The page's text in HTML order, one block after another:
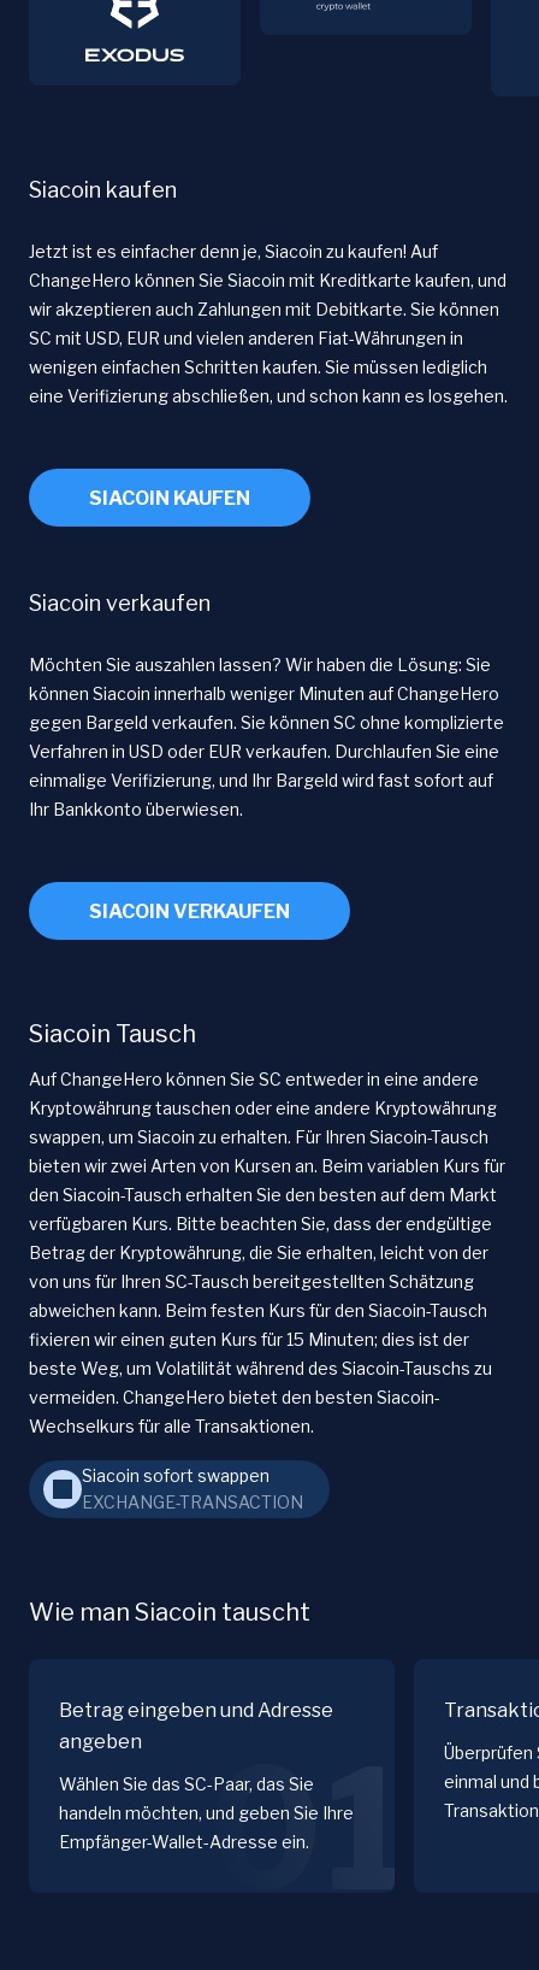
Siacoin kaufen
Jetzt ist es einfacher denn je, Siacoin zu kaufen! Auf
ChangeHero können Sie Siacoin mit Kreditkarte kaufen, und
wir akzeptieren auch Zahlungen mit Debitkarte. Sie können
SC mit USD, EUR und vielen anderen Fiat-Währungen in
wenigen einfachen Schritten kaufen. Sie müssen lediglich
eine Verifizierung abschließen, und schon kann es losgehen.
SIACOIN KAUFEN
Siacoin verkaufen
Möchten Sie auszahlen lassen? Wir haben die Lösung: Sie
können Siacoin innerhalb weniger Minuten auf ChangeHero
gegen Bargeld verkaufen. Sie können SC ohne komplizierte
Verfahren in USD oder EUR verkaufen. Durchlaufen Sie eine
einmalige Verifizierung, und Ihr Bargeld wird fast sofort auf
Ihr Bankkonto überwiesen.
SIACOIN VERKAUFEN
Siacoin Tausch
Auf ChangeHero können Sie SC entweder in eine andere
Kryptowährung tauschen oder eine andere Kryptowährung
swappen, um Siacoin zu erhalten. Für Ihren Siacoin-Tausch
bieten wir zwei Arten von Kursen an. Beim variablen Kurs für
den Siacoin-Tausch erhalten Sie den besten auf dem Markt
verfügbaren Kurs. Bitte beachten Sie, dass der endgültige
Betrag der Kryptowährung, die Sie erhalten, leicht von der
von uns für Ihren SC-Tausch bereitgestellten Schätzung
abweichen kann. Beim festen Kurs für den Siacoin-Tausch
fixieren wir einen guten Kurs für 15 Minuten; dies ist der
beste Weg, um Volatilität während des Siacoin-Tauschs zu
vermeiden. ChangeHero bietet den besten Siacoin-
Wechselkurs für alle Transaktionen.
Siacoin sofort swappen
EXCHANGE-TRANSACTION
Wie man Siacoin tauscht
Betrag eingeben und Adresse
angeben
Wählen Sie das SC-Paar, das Sie
handeln möchten, und geben Sie Ihre
Empfänger-Wallet-Adresse ein.
01
Überprüfen
einmal und